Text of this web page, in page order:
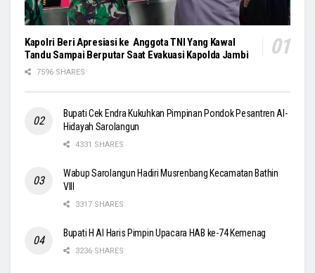
Kapolri Beri Apresiasi ke Anggota TNI Yang Kawal
Tandu Sampai Berputar Saat Evakuasi Kapolda Jambi
7596 SHARES
Bupati Cek Endra Kukuhkan Pimpinan Pondok Pesantren Al-
Hidayah Sarolangun
4331 SHARES
Wabup Sarolangun Hadiri Musrenbang Kecamatan Bathin
VIII
3317 SHARES
Bupati H Al Haris Pimpin Upacara HAB ke-74 Kemenag
3236 SHARES